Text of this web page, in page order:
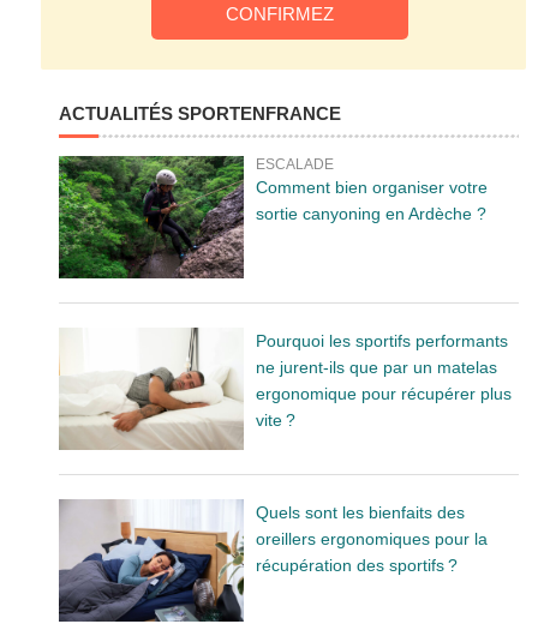
ACTUALITÉS SPORTENFRANCE
ESCALADE
Comment bien organiser votre
sortie canyoning en Ardèche ?
Pourquoi les sportifs performants
ne jurent-ils que par un matelas
ergonomique pour récupérer plus
vite ?
Quels sont les bienfaits des
oreillers ergonomiques pour la
récupération des sportifs ?